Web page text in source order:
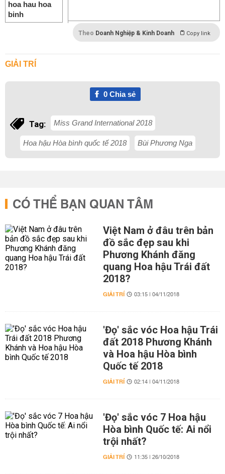
Theo Doanh Nghiệp & Kinh Doanh Copy link
GIẢI TRÍ
0Chia sẻ
Tag: Miss Grand International 2018
Hoa hậu Hòa bình quốc tế 2018 Bùi Phương Nga
CÓ THỂ BẠN QUAN TÂM
Việt Nam ở đâu trên bản
đồ sắc đẹp sau khi
Phương Khánh đăng
quang Hoa hậu Trái đất
2018?
GIẢI TRÍ 03:15 | 04/11/2018
'Đọ' sắc vóc Hoa hậu Trái
đất 2018 Phương Khánh
và Hoa hậu Hòa bình
Quốc tế 2018
GIẢI TRÍ 02:14 | 04/11/2018
'Đọ' sắc vóc 7 Hoa hậu
Hòa bình Quốc tế: Ai nổi
trội nhất?
GIẢI TRÍ 11:35 | 26/10/2018